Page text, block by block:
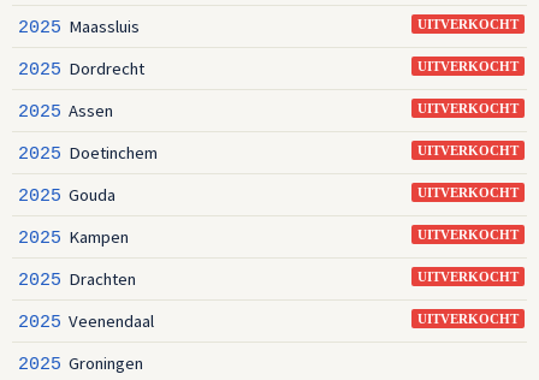
UITVERKOCHT
2025 Maassluis
UITVERKOCHT
2025 Dordrecht
UITVERKOCHT
2025 Assen
UITVERKOCHT
2025 Doetinchem
UITVERKOCHT
2025 Gouda
UITVERKOCHT
2025 Kampen
UITVERKOCHT
2025 Drachten
UITVERKOCHT
2025 Veenendaal
2025 Groningen